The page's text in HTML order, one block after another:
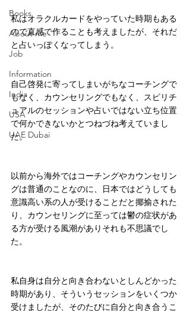
Books
About me
Job
Information
India
USA
UAE Dubai
私はオラクルカードをやっていた時期もある
ので直感で作ることも考えましたが、それだ
と占いっぽくなってしまう。
自己啓発に寄ってしまいがちなコーチングで
もなく、カウンセリングでもなく、スピリチ
ュアルのセッションや占いではない立ち位置
で何かできないかとつねづね考えていまし
た。
以前から海外ではコーチングやカウンセリン
グは普通のことなのに、日本ではどうしても
意識高い系の人が受けることだと揶揄された
り、カウンセリングに至っては鬱の症状があ
る方が受ける風潮がありそれも不思議でし
た。
私自身は自分と向き合わないとしんどかった
時期があり、そういうセッションをいくつか
受けましたが、そのたびに自分と向き合うこ